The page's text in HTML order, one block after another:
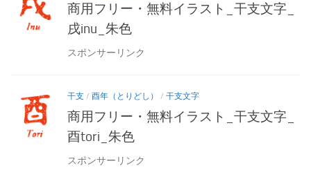
商用フリー・無料イラスト_干支文字_
戌inu_朱色
スポンサーリンク
干支 / 酉年（とりどし） / 干支文字
商用フリー・無料イラスト_干支文字_
酉tori_朱色
スポンサーリンク